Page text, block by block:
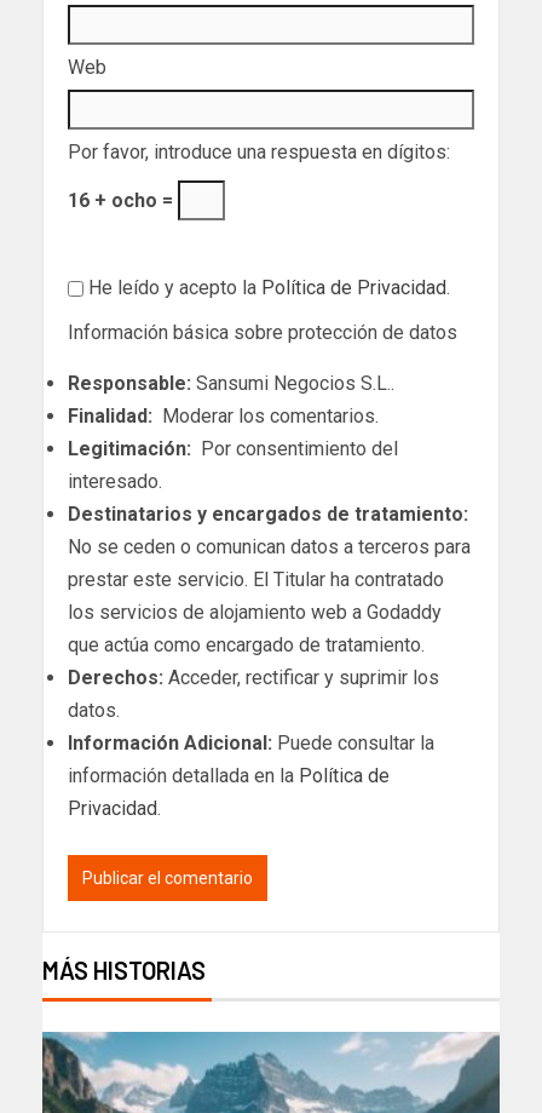
Web
Por favor, introduce una respuesta en dígitos:
16 + ocho =
He leído y acepto la Política de Privacidad.
Información básica sobre protección de datos
Responsable: Sansumi Negocios S.L..
Finalidad: Moderar los comentarios.
Legitimación: Por consentimiento del
interesado.
Destinatarios y encargados de tratamiento:
No se ceden o comunican datos a terceros para
prestar este servicio. El Titular ha contratado
los servicios de alojamiento web a Godaddy
que actúa como encargado de tratamiento.
Derechos: Acceder, rectificar y suprimir los
datos.
Información Adicional: Puede consultar la
información detallada en la Política de
Privacidad.
MÁS HISTORIAS